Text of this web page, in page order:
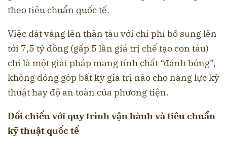
theo tiêu chuẩn quốc tế.
Việc dát vàng lên thân tàu với chi phí bổ sung lên
tới 7,5 tỷ đồng (gấp 5 lần giá trị chế tạo con tàu)
chỉ là một giải pháp mang tính chất “đánh bóng”,
không đóng góp bất kỳ giá trị nào cho năng lực kỹ
thuật hay độ an toàn của phương tiện.
Đối chiếu với quy trình vận hành và tiêu chuẩn
kỹ thuật quốc tế